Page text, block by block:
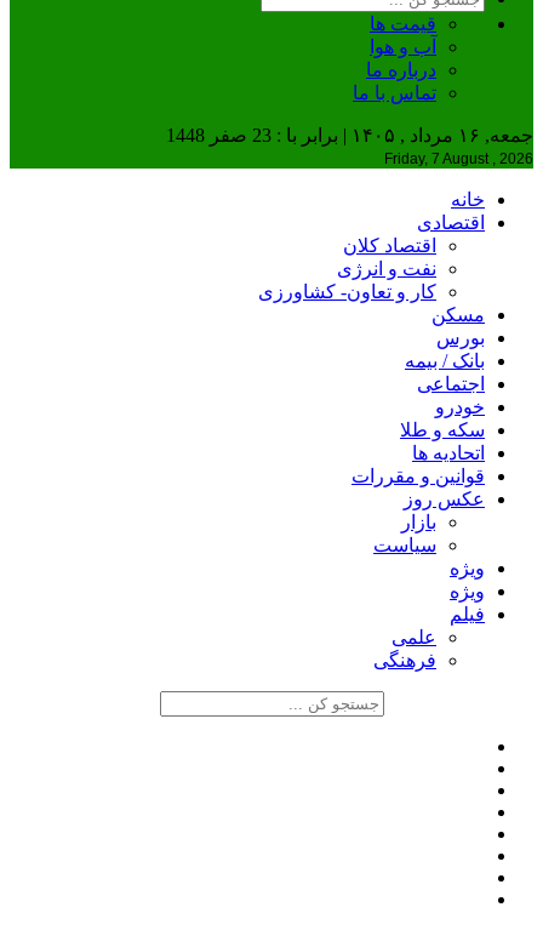
قیمت ها
آب و هوا
درباره ما
تماس با ما
جمعه, ۱۶ مرداد , ۱۴۰۵ | برابر با : 23 صفر 1448
Friday, 7 August , 2026
خانه
اقتصادی
اقتصاد کلان
نفت و انرژی
کار و تعاون- کشاورزی
مسکن
بورس
بانک / بیمه
اجتماعی
خودرو
سکه و طلا
اتحادیه ها
قوانین و مقررات
عکس روز
بازار
سیاست
ویژه
ویژه
فیلم
علمی
فرهنگی